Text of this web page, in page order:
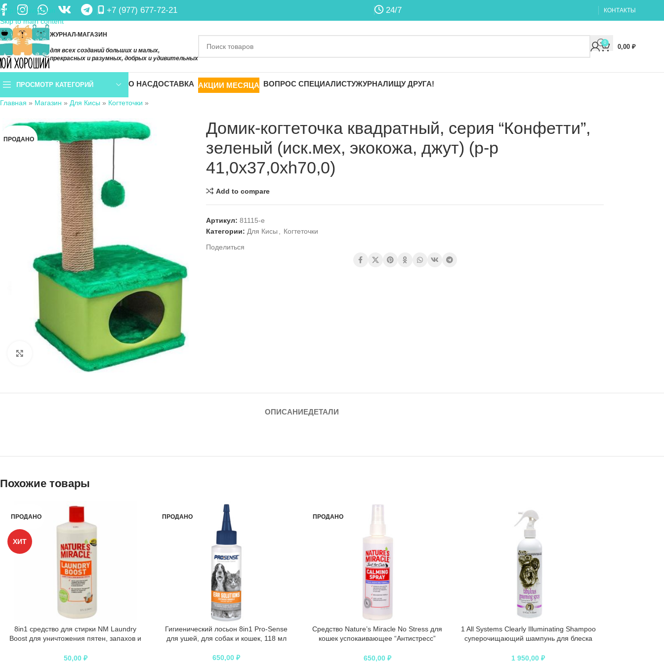
Skip to navigation
Skip to main content
+7 (977) 677-72-21 24/7 КОНТАКТЫ
ЖУРНАЛ-МАГАЗИН
для всех созданий больших и малых,
прекрасных и разумных, добрых и удивительных
0
0,00 ₽
ПРОСМОТР КАТЕГОРИЙ О НАСДОСТАВКА АКЦИИ МЕСЯЦА ВОПРОС СПЕЦИАЛИСТУЖУРНАЛИЩУ ДРУГА!
Главная » Магазин » Для Кисы » Когтеточки »
ПРОДАНО
Нажмите, чтобы увеличить
Домик-когтеточка квадратный, серия “Конфетти”,
зеленый (иск.мех, экокожа, джут) (р-р
41,0х37,0хh70,0)
Add to compare
Артикул:81115-e
Категории: Для Кисы
Когтеточки
Поделиться
ОПИСАНИЕДЕТАЛИ
Похожие товары
ПРОДАНО
ХИТ
8in1 средство для стирки NM Laundry
Boost для уничтожения пятен, запахов и
50,00 ₽
ПРОДАНО
Гигиенический лосьон 8in1 Pro-Sense
для ушей, для собак и кошек, 118 мл
650,00₽
ПРОДАНО
Средство Nature’s Miracle No Stress для
кошек успокаивающее “Антистресс”
650,00 ₽
1 All Systems Clearly Illuminating Shampoo
суперочищающий шампунь для блеска
1 950,00₽